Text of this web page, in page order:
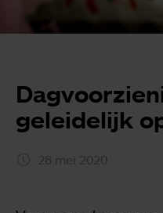
geleidelijk
28 mei 2020